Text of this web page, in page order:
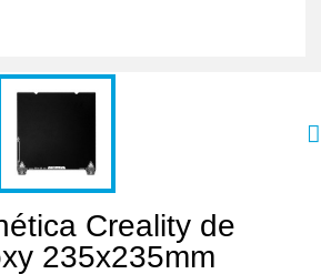
Creality de
235x235mm